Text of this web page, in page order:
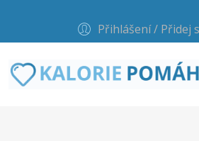
Přihlášení / Přidej